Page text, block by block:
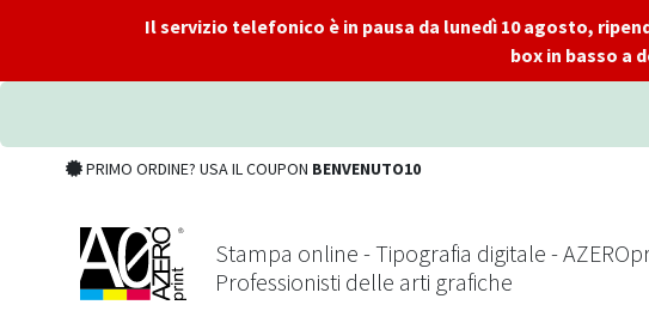
Il servizio telefonico è in pausa da lunedì 10 agosto,
box in basso a
PRIMO ORDINE? USA IL COUPON BENVENUTO10
Stampa online - Tipografia digitale -
Professionisti delle arti grafiche